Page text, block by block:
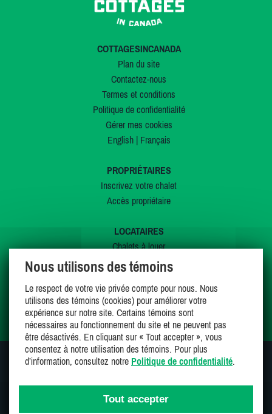
COTTAGESINCANADA
Plan du site
Contactez-nous
Termes et conditions
Politique de confidentialité
Gérer mes cookies
English| Français
PROPRIÉTAIRES
Inscrivez votre chalet
Accès propriétaire
LOCATAIRES
Chalets à louer
Chalets à vendre
Offres spéciales
Mes favoris
SUIVEZ-NOUS SUR
Nous utilisons des témoins
Le respect de votre vie privée compte pour nous. Nous
utilisons des témoins (cookies) pour améliorer votre
expérience sur notre site. Certains témoins sont
nécessaires au fonctionnement du site et ne peuvent pas
être désactivés. En cliquant sur « Tout accepter », vous
consentez à notre utilisation des témoins. Pour plus
d’information, consultez notre Politique de confidentialité.
Tout accepter